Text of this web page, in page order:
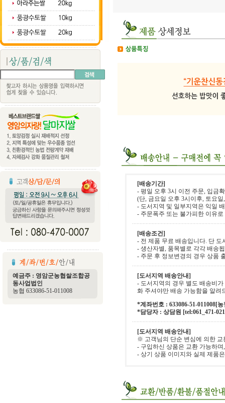
예금주 : 영암군농협쌀조합공
동사업법인
농협 633086-51-011008
[배송기간]
- 평일 오후 3시 이전 주문, 입금
(단, 금요일 오후 3시이후, 토요
- 도서지역 및 일부지역은 익일
- 주문폭주 또는 불가피한 이유
[배송조건]
- 전 제품 무료 배송입니다. 단
- 생산자별, 품목별로 각각 배송
- 주문 후 정보변경의 경우 상품
[도서지역 배송안내]
- 도서지역의 경우 별도 배송비
화 주셔야만 배송 가능함을 알려
*계좌번호 : 633086-51-011008[
*담당자 : 상담원 [tel:061_471-
[도서지역 배송안내]
※ 고객님의 단순 변심에 의한 교
- 구입하신 상품은 교환 가능하
- 상기 상품 이미지와 실제 제품